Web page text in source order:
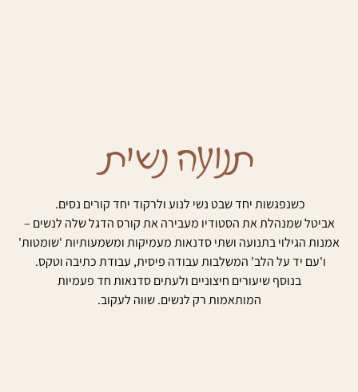
תנועה נשית
כשנפגשות יחד שבט נשי לנוע ולרקוד יחד קורים נסים.
אביטל שמנהלת את הסטודיו מעבירה את קורס הדגל שלה לנשים –
אמנות הגילוי בתנועה ושתי סדנאות מעמיקות ומשמעותיות 'שומטות'
ו'עם יד על הלב' המשלבות עבודה פיסית, עבודת כתיבה וטקס.
בנוסף שיעורים חיצוניים ולעתים סדנאות חד פעמיות
המותאמותרק לנשים. שווה לעקוב.